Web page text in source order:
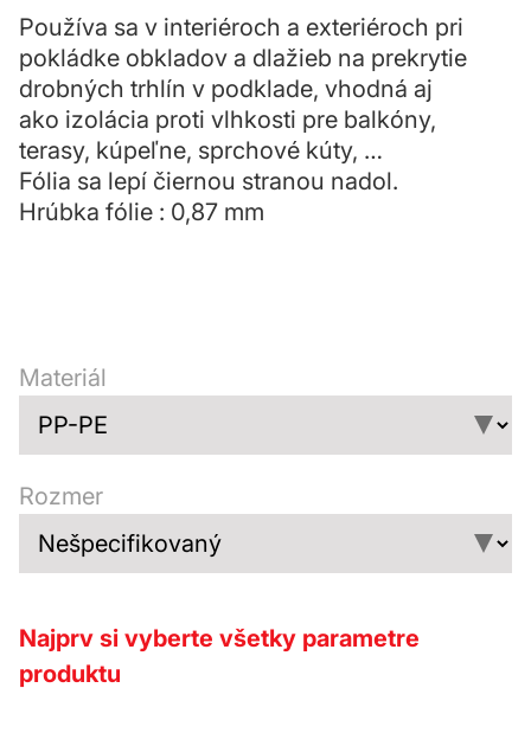
Používa sa v interiéroch a exteriéroch pri
pokládke obkladov a dlažieb na prekrytie
drobných trhlín v podklade, vhodná aj
ako izolácia proti vlhkosti pre balkóny,
terasy, kúpeľne, sprchové kúty, …
Fólia sa lepí čiernou stranou nadol.
Hrúbka fólie : 0,87 mm
Materiál
Rozmer
Najprv si vyberte všetky parametre
produktu